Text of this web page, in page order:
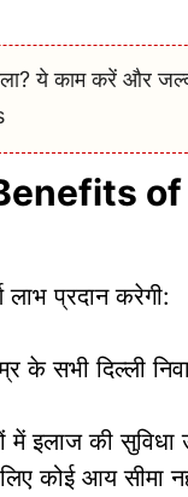
ये काम करें और
Benefits
लाभ प्रदान करेगी:
सभी दिल्ली
इलाज की सुविधा
कोई आय सीमा